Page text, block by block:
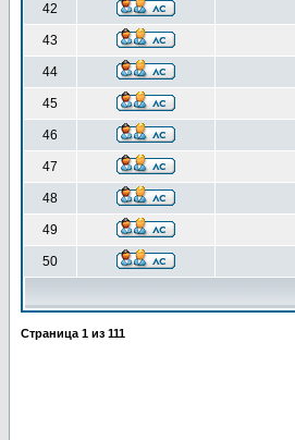
42
43
44
45
46
47
48
49
50
Страница 1 из 111